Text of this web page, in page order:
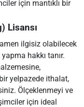
için mantıklı bir
Lisansı
ilgisiz olabilecek
hakkı tanır.
yelpazede ithalat,
Ölçeklenmeyi ve
için ideal